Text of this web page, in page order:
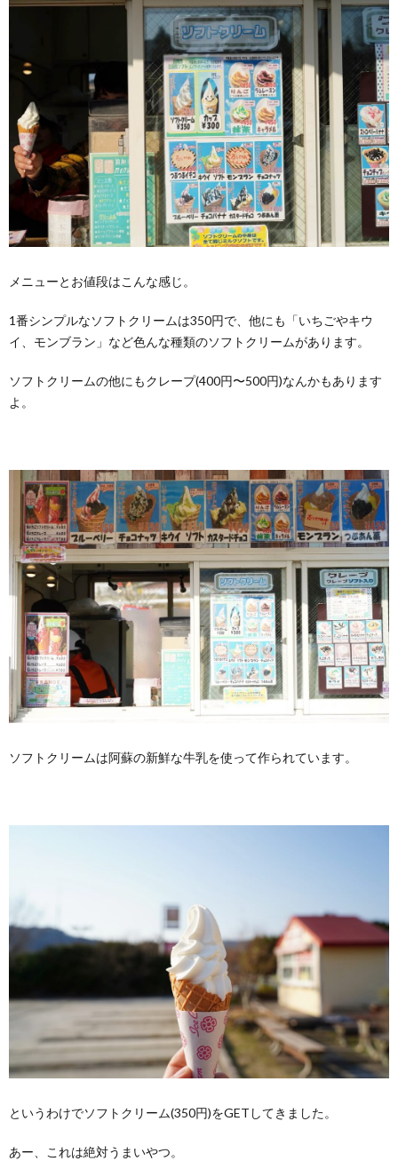
メニューとお値段はこんな感じ。
1番シンプルなソフトクリームは350円で、他にも「いちごやキウ
イ、モンブラン」など色んな種類のソフトクリームがあります。
ソフトクリームの他にもクレープ(400円〜500円)なんかもあります
よ。
ソフトクリームは阿蘇の新鮮な牛乳を使って作られています。
というわけでソフトクリーム(350円)をGETしてきました。
あー、これは絶対うまいやつ。